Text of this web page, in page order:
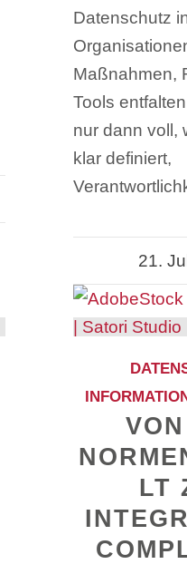
Datenschutz
Maßnahmen,
Tools
nur dann voll,
klar definiert,
21.
LT